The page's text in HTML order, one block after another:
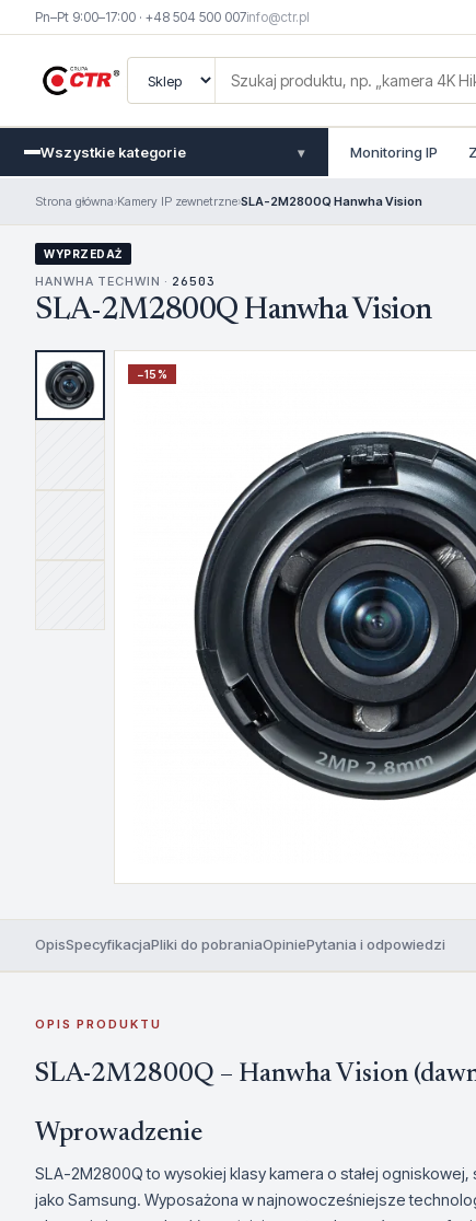
Pn–Pt 9:00–17:00 · +48 504 500 007info@ctr.pl
Wszystkie kategorie ▾ Monitoring IP
Strona główna›Kamery IP zewnetrzne›SLA-2M2800Q Hanwha Vision
WYPRZEDAŻ
HANWHA TECHWIN · 26503
SLA-2M2800Q Hanwha Vision
−15%
OpisSpecyfikacjaPliki do pobraniaOpiniePytania i odpowiedzi
OPIS PRODUKTU
SLA-2M2800Q – Hanwha Vision
Wprowadzenie
SLA-2M2800Q to wysokiej klasy kamera o stałej
jako Samsung. Wyposażona w najnowocześniejsze